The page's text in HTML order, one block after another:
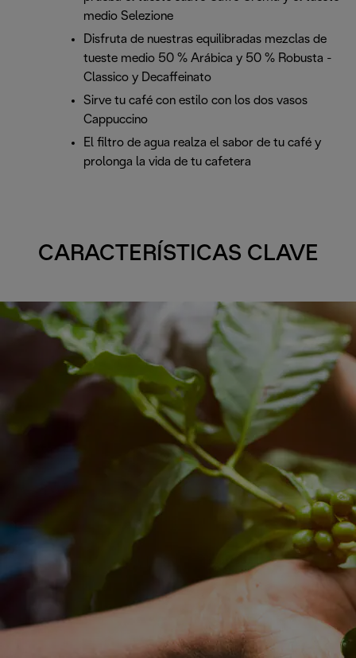
medio Selezione
Disfruta de nuestras equilibradas mezclas de
tueste medio 50 % Arábica y 50 % Robusta -
Classico y Decaffeinato
Sirve tu café con estilo con los dos vasos
Cappuccino
El filtro de agua realza el sabor de tu café y
prolonga la vida de tu cafetera
CARACTERÍSTICAS CLAVE